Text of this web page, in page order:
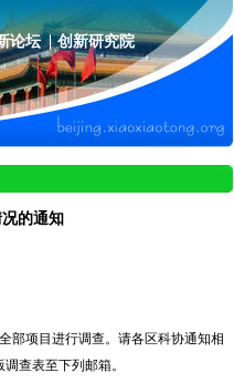
论坛 创新研究院
的通知
项目进行调查。请各区科协通知相
查表至下列邮箱。